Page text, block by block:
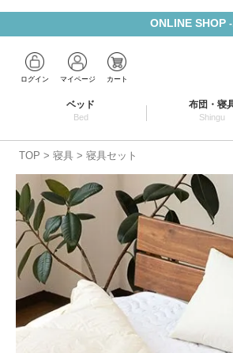
ONLINE SHOP
ログイン マイページ カート
ベッド
Bed
布団・寝
Shingu
TOP 寝具 寝具セット